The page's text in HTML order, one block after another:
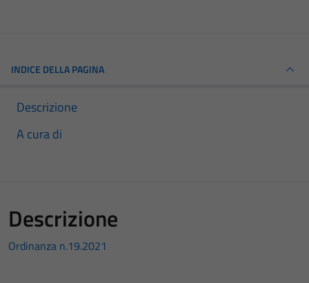
INDICE DELLA PAGINA
Descrizione
A cura di
Descrizione
Ordinanza n.19.2021